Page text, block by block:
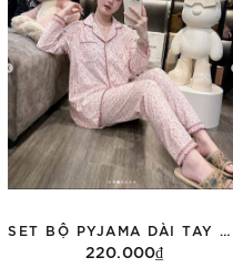
220.000₫